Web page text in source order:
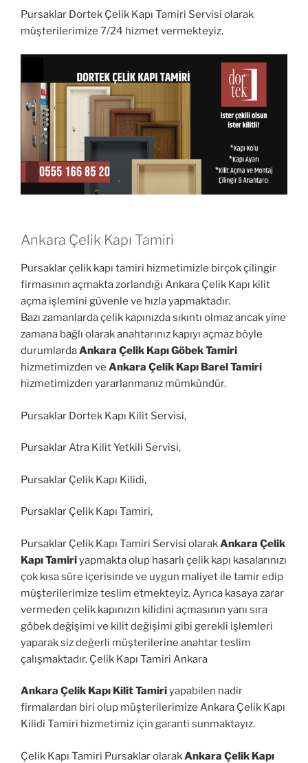
Pursaklar Dortek Çelik Kapı Tamiri Servisi olarak
müşterilerimize 7/24 hizmet vermekteyiz.
Ankara Çelik Kapı Tamiri
Pursaklar çelik kapı tamiri hizmetimizle birçok çilingir
firmasının açmakta zorlandığı Ankara Çelik Kapı kilit
açma işlemini güvenle ve hızla yapmaktadır.
Bazı zamanlarda çelik kapınızda sıkıntı olmaz ancak yine
zamana bağlı olarak anahtarınız kapıyı açmaz böyle
durumlardaAnkara Çelik Kapı Göbek Tamiri
hizmetimizden ve Ankara Çelik Kapı Barel Tamiri
hizmetimizden yararlanmanız mümkündür.
Pursaklar Dortek Kapı Kilit Servisi,
Pursaklar Atra Kilit Yetkili Servisi,
Pursaklar Çelik Kapı Kilidi,
Pursaklar Çelik Kapı Tamiri,
Pursaklar Çelik Kapı Tamiri Servisi olarakAnkara Çelik
Kapı Tamiriyapmakta olup hasarlı çelik kapı kasalarınızı
çok kısa süre içerisinde ve uygun maliyet ile tamir edip
müşterilerimize teslim etmekteyiz. Ayrıca kasaya zarar
vermeden çelik kapınızın kilidini açmasının yanı sıra
göbek değişimi ve kilit değişimi gibi gerekli işlemleri
yaparak siz değerli müşterilerine anahtar teslim
çalışmaktadır. Çelik Kapı Tamiri Ankara
Ankara Çelik Kapı Kilit Tamiriyapabilen nadir
firmalardan biri olup müşterilerimize Ankara Çelik Kapı
Kilidi Tamiri hizmetimiz için garanti sunmaktayız.
Çelik Kapı Tamiri Pursaklar olarakAnkara Çelik Kapı